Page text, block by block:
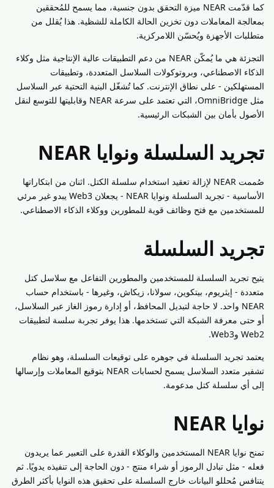
كما قدّمت NEAR ميزة التحقق بدون جنسية، مما يسمح للمُحققين
بمعالجة المعاملات دون تخزين الحالة الكاملة للشظية. هذا يُقلل من
متطلبات الأجهزة ويُحسّن اللامركزية.
التجزئة هي ما يُمكّن NEAR من دعم التطبيقات عالية الإنتاجية مثل وكلاء
الذكاء الاصطناعي، وبروتوكولات السلاسل المتعددة، وتطبيقات
المستهلكين - على نطاق الإنترنت. كما تُشغّل البنية التحتية عبر السلاسل
مثل OmniBridge، التي تعتمد على سرعة NEAR وقابليتها للتوسع لنقل
الأصول بأمان بين الشبكات الرئيسية.
تجريد السلسلة ونوايا NEAR
صُممت NEAR لإزالة تعقيد استخدام سلسلة الكتل. اثنان من ابتكاراتها
الأساسية - تجريد السلسلة ونوايا NEAR - يجعلان Web3 يبدو غير مرئي
للمستخدمين مع فتح وظائف قوية للمطورين ووكلاء الذكاء الاصطناعي.
تجريد السلسلة
يتيح تجريد السلسلة للمستخدمين والمطورين التفاعل مع سلاسل كتل
متعددة - إيثريوم، بيتكوين، سولانا، زيكاش، وغيرها - باستخدام حساب
NEAR واحد. لا حاجة لتبديل المحافظ، أو إدارة رموز الغاز عبر السلاسل،
أو حتى معرفة الشبكة التي تستخدمها. هذا يوفر تجربة سلسة لتطبيقات
Web2 وWeb3.
يعتمد تجريد السلسلة في جوهره على توقيعات السلسلة، وهو نظام
تشفير متعدد السلاسل يسمح لحسابات NEAR بتوقيع المعاملات وإرسالها
إلى أي سلسلة كتل مدعومة.
نوايا NEAR
تمنح نوايا NEAR المستخدمين والوكلاء القدرة على التعبير عما يريدون
فعله - مثل تبادل الرموز أو شراء منتج - دون الحاجة إلى تنفيذه يدويًا. ثم
يتنافس مُحللو البيانات خارج السلسلة على تحقيق هذه النوايا بأكثر الطرق